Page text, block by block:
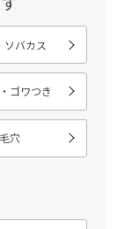
ソバカス
ゴワつき
毛穴